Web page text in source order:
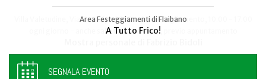
Area Festeggiamenti di Flaibano
A Tutto Frico!
Talmassons
FestInPiazza
SEGNALA EVENTO